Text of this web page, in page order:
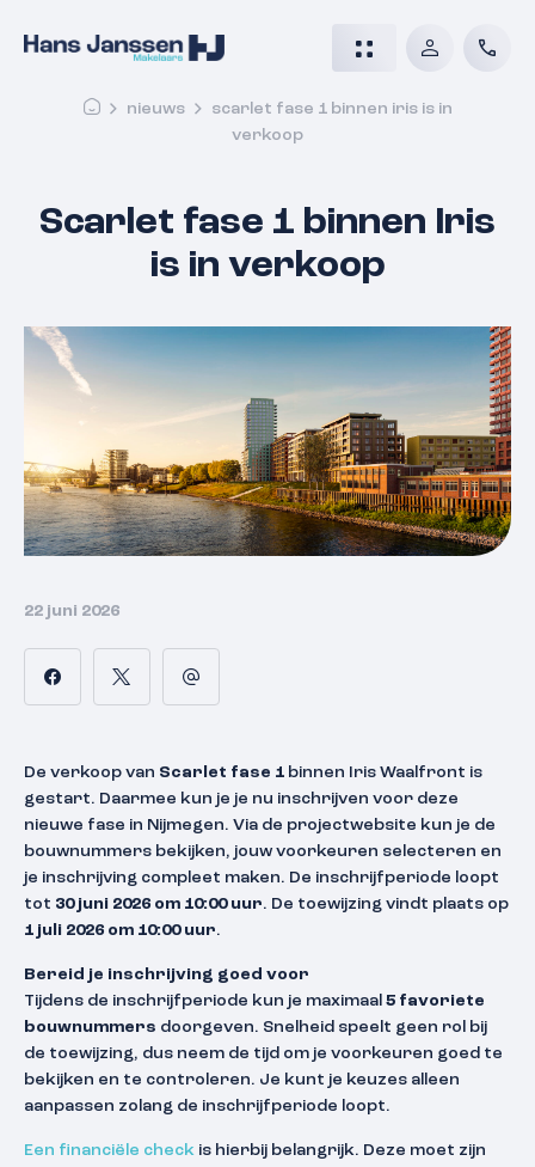
nieuws
scarlet fase 1 binnen iris is in
verkoop
Scarlet fase 1 binnen Iris
is in verkoop
22 juni 2026
De verkoop van Scarlet fase 1 binnen Iris Waalfront is
gestart. Daarmee kun je je nu inschrijven voor deze
nieuwe fase in Nijmegen. Via de projectwebsite kun je de
bouwnummers bekijken, jouw voorkeuren selecteren en
je inschrijving compleet maken. De inschrijfperiode loopt
tot 30 juni 2026 om 10:00 uur. De toewijzing vindt plaats op
1 juli 2026 om 10:00 uur.
Bereid je inschrijving goed voor
Tijdens de inschrijfperiode kun je maximaal 5 favoriete
bouwnummers doorgeven. Snelheid speelt geen rol bij
de toewijzing, dus neem de tijd om je voorkeuren goed te
bekijken en te controleren. Je kunt je keuzes alleen
aanpassen zolang de inschrijfperiode loopt.
Een financiële check is hierbij belangrijk. Deze moet zijn